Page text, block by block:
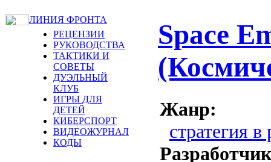
ЛИНИЯ ФРОНТА
РЕЦЕНЗИИ
РУКОВОДСТВА
ТАКТИКИ И
СОВЕТЫ
ДУЭЛЬНЫЙ
КЛУБ
ИГРЫ ДЛЯ
ДЕТЕЙ
КИБЕРСПОРТ
ВИДЕОЖУРНАЛ
КОДЫ
Space
Жанр:
стратегия